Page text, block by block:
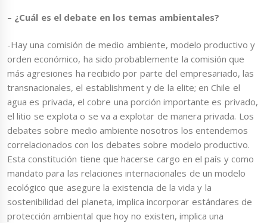
– ¿Cuál es el debate en los temas ambientales?
-Hay una comisión de medio ambiente, modelo productivo y
orden económico, ha sido probablemente la comisión que
más agresiones ha recibido por parte del empresariado, las
transnacionales, el establishment y de la elite; en Chile el
agua es privada, el cobre una porción importante es privado,
el litio se explota o se va a explotar de manera privada. Los
debates sobre medio ambiente nosotros los entendemos
correlacionados con los debates sobre modelo productivo.
Esta constitución tiene que hacerse cargo en el país y como
mandato para las relaciones internacionales de un modelo
ecológico que asegure la existencia de la vida y la
sostenibilidad del planeta, implica incorporar estándares de
protección ambiental que hoy no existen, implica una